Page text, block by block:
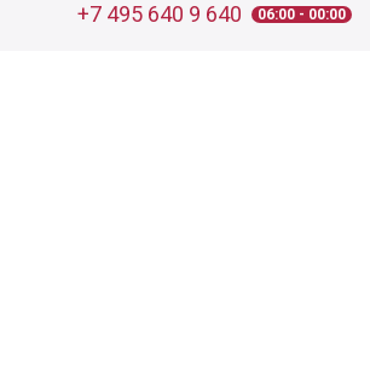
+7 495 640 9 640 06:00 - 00:00